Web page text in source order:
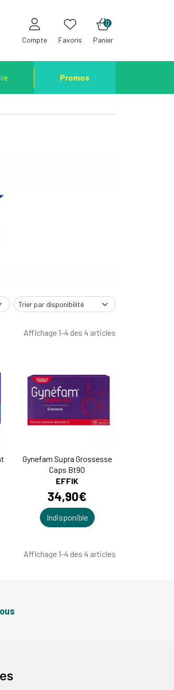
Compte Favoris Panier
0
Promos
Affichage 1-4 des 4 articles
Gynefam Supra Grossesse
Caps Bt90
EFFIK
34,90€
Indisponible
Affichage 1-4 des 4 articles
- Click & Collect